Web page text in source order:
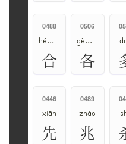
0488
hé、gě
合
0506
gè、gě
各
0446
xiān
先
0489
zhào
兆